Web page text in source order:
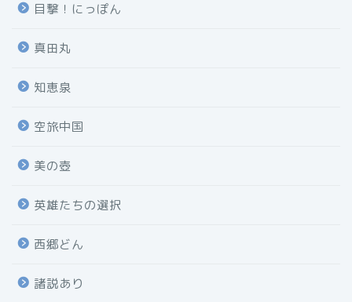
目撃！にっぽん
真田丸
知恵泉
空旅中国
美の壺
英雄たちの選択
西郷どん
諸説あり